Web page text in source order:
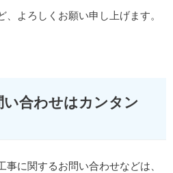
よろしくお願い申し上げます。
合わせはカンタン
に関するお問い合わせなどは、